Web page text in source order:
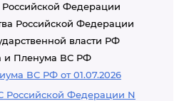
Федерации
Российской Федерации
власти РФ
и Пленума ВС РФ
ВС РФ от 01.07.2026
Российской Федерации N